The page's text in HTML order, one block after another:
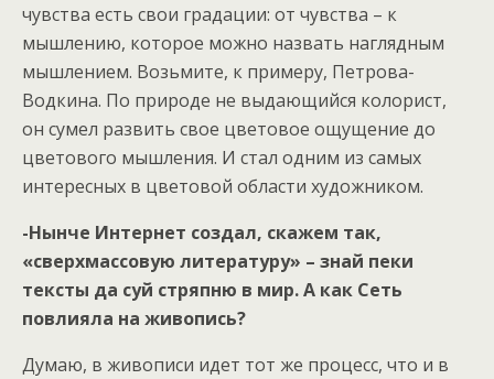
чувства есть свои градации: от чувства – к
мышлению, которое можно назвать наглядным
мышлением. Возьмите, к примеру, Петрова-
Водкина. По природе не выдающийся колорист,
он сумел развить свое цветовое ощущение до
цветового мышления. И стал одним из самых
интересных в цветовой области художником.
-Нынче Интернет создал, скажем так,
«сверхмассовую литературу» – знай пеки
тексты да суй стряпню в мир. А как Сеть
повлияла на живопись?
Думаю, в живописи идет тот же процесс, что и в